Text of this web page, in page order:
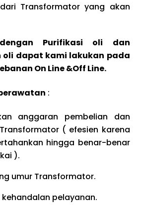
Transformator yang akan
Purifikasi oli dan
oli dapat kami lakukan pada
On Line &Off Line.
:
anggaran pembelian dan
( efesien karena
hingga benar-benar
).
umur Transformator.
pelayanan.